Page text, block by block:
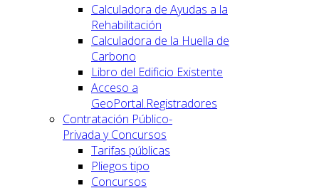
Calculadora de Ayudas a la
Rehabilitación
Calculadora de la Huella de
Carbono
Libro del Edificio Existente
Acceso a
GeoPortal.Registradores
Contratación Público-
Privada y Concursos
Tarifas públicas
Pliegos tipo
Concursos